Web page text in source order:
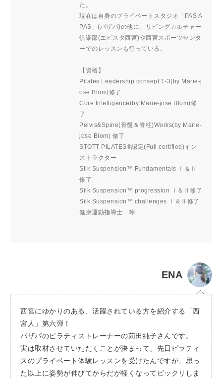
た。
現在は自身のプライベートスタジオ「PAS A
PAS」(パザパ)の他に、リビングカルチャー
倶楽部(エビスタ西宮)や西宮スポーツセンタ
ーでのレッスンも行っている。
【資格】
Pilates Leadership consept 1-3(by Marie-j
ose Blom)修了
Core Intelligence(by Marie-jose Blom)修
了
Pelvis&Spine(骨盤＆脊柱)Works(by Marie-
jose Blom) 修了
STOTT PILATES®認定(Full certified)イン
ストラクター
Silk Suspension™ Fundamentals Ⅰ＆Ⅱ
修了
Silk Suspension™ progression Ⅰ＆Ⅱ修了
Silk Suspension™ challenges Ⅰ＆Ⅱ修了
健康運動指導士 等
ENA
西宮にゆかりのある、活躍されている方を紹介する「西
宮人」第六弾！
パザパのピラティストレーナーの苅田純子さんです。
実は取材させていただくことが決まって、先日ピラティ
スのプライベート体験レッスンを受けたんですが、思っ
た以上に姿勢が伸びてからだが軽くなってビックリしま